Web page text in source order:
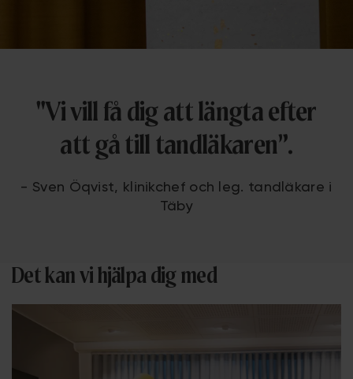
"Vi vill få dig att längta efter
att gå till tandläkaren”.
- Sven Öqvist, klinikchef och leg. tandläkare i
Täby
Det kan vi hjälpa dig med